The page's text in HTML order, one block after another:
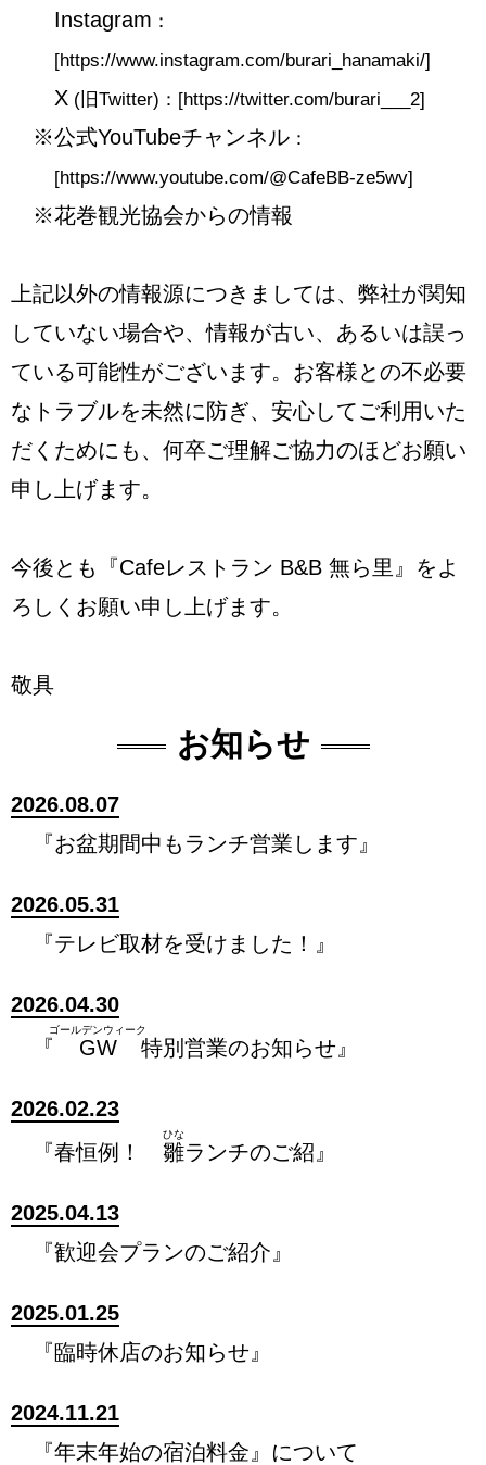
Instagram ：
[https://www.instagram.com/burari_hanamaki/]
X (旧Twitter)：[https://twitter.com/burari___2]
公式YouTubeチャンネル ：
[https://www.youtube.com/@CafeBB-ze5wv]
花巻観光協会からの情報
上記以外の情報源につきましては、弊社が関知
していない場合や、情報が古い、あるいは誤っ
ている可能性がございます。お客様との不必要
なトラブルを未然に防ぎ、安心してご利用いた
だくためにも、何卒ご理解ご協力のほどお願い
申し上げます。
今後とも『Cafeレストラン B&B 無ら里』をよ
ろしくお願い申し上げます。
敬具
お知らせ
2026.08.07
『お盆期間中もランチ営業します』
2026.05.31
『テレビ取材を受けました！』
2026.04.30
『
GW
ゴールデンウィーク
特別営業のお知らせ』
2026.02.23
『春恒例！ 雛
ひな
ランチのご紹』
2025.04.13
『歓迎会プランのご紹介』
2025.01.25
『臨時休店のお知らせ』
2024.11.21
『年末年始の宿泊料金』について